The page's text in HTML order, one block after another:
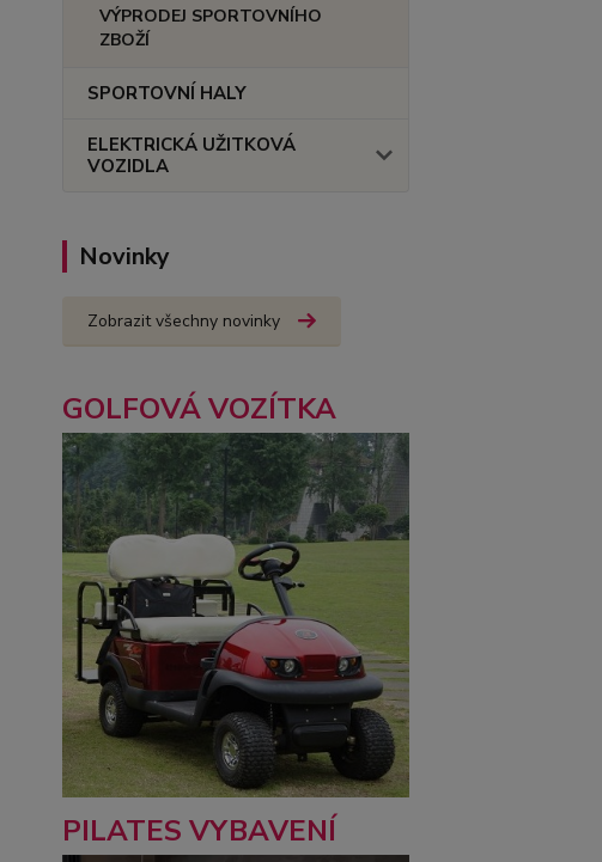
VÝPRODEJ SPORTOVNÍHO
ZBOŽÍ
SPORTOVNÍ HALY
ELEKTRICKÁ UŽITKOVÁ
VOZIDLA
Novinky
Zobrazit všechny novinky
GOLFOVÁ VOZÍTKA
PILATES VYBAVENÍ